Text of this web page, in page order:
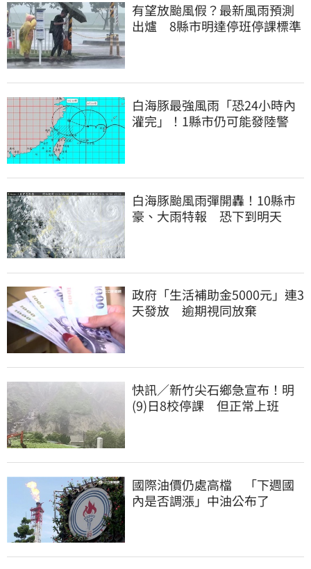
有望放颱風假？最新風雨預測
出爐 8縣市明達停班停課標準
白海豚最強風雨「恐24小時內
灌完」！1縣市仍可能發陸警
白海豚颱風雨彈開轟！10縣市
豪、大雨特報 恐下到明天
政府「生活補助金5000元」連3
天發放 逾期視同放棄
快訊／新竹尖石鄉急宣布！明
(9)日8校停課 但正常上班
國際油價仍處高檔 「下週國
內是否調漲」中油公布了